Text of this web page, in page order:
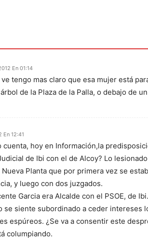
En 01:14
tengo mas claro que esa mujer está
de la Plaza de la Palla, o debajo de
En 12:41
cuenta, hoy en Información,la
de Ibi con el de Alcoy? Lo
Planta que por primera vez se
y luego con dos juzgados.
Garcia era Alcalde con el PSOE, de
se siente subordinado a ceder intereses
espúreos. ¿Se va a consentir este
columpiando.